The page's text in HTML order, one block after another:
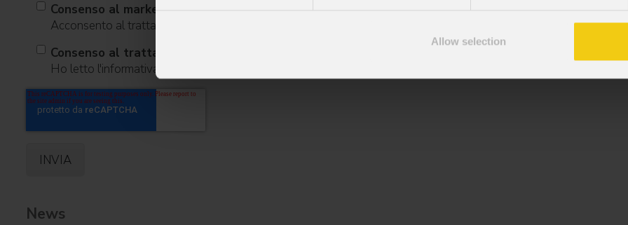
Allow selection
Consenso al marketing
Acconsento al trattamento dei dati per ricevere informazioni commerciali e iniziative di marketing.
Consenso al trattamento dei dati personali
Ho letto l'informativa ai sensi dell'art. 13 del GDPR; acconsento al trattamento ai sensi dell'art. 6 del GDPR
News